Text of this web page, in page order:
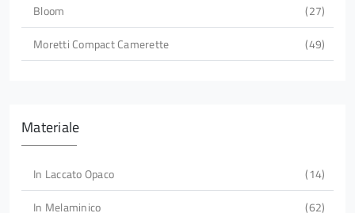
Bloom
27
Moretti Compact Camerette
49
Materiale
In Laccato Opaco
14
In Melaminico
62